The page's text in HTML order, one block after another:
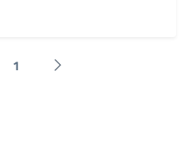
precedente
1 Successiva »